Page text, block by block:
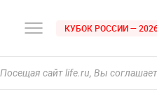
КУБОК РОССИИ —
Посещая сайт life.ru, Вы